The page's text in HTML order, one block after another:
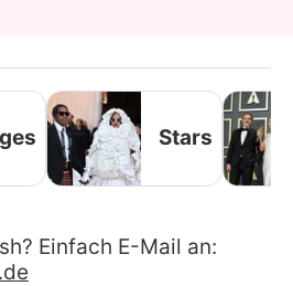
Stars
Einfach E-Mail an: